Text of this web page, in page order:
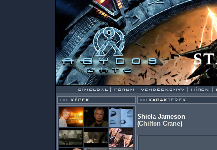
Shiela Jameson
(Chilton Crane)